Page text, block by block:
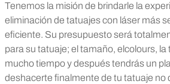
Tenemos la misión de brindarle la
eliminación de tatuajes con láser más
eficiente. Su presupuesto será
para su tatuaje; el tamaño, elcolours, la
mucho tiempo y después tendrás un
deshacerte finalmente de tu tatuaje no